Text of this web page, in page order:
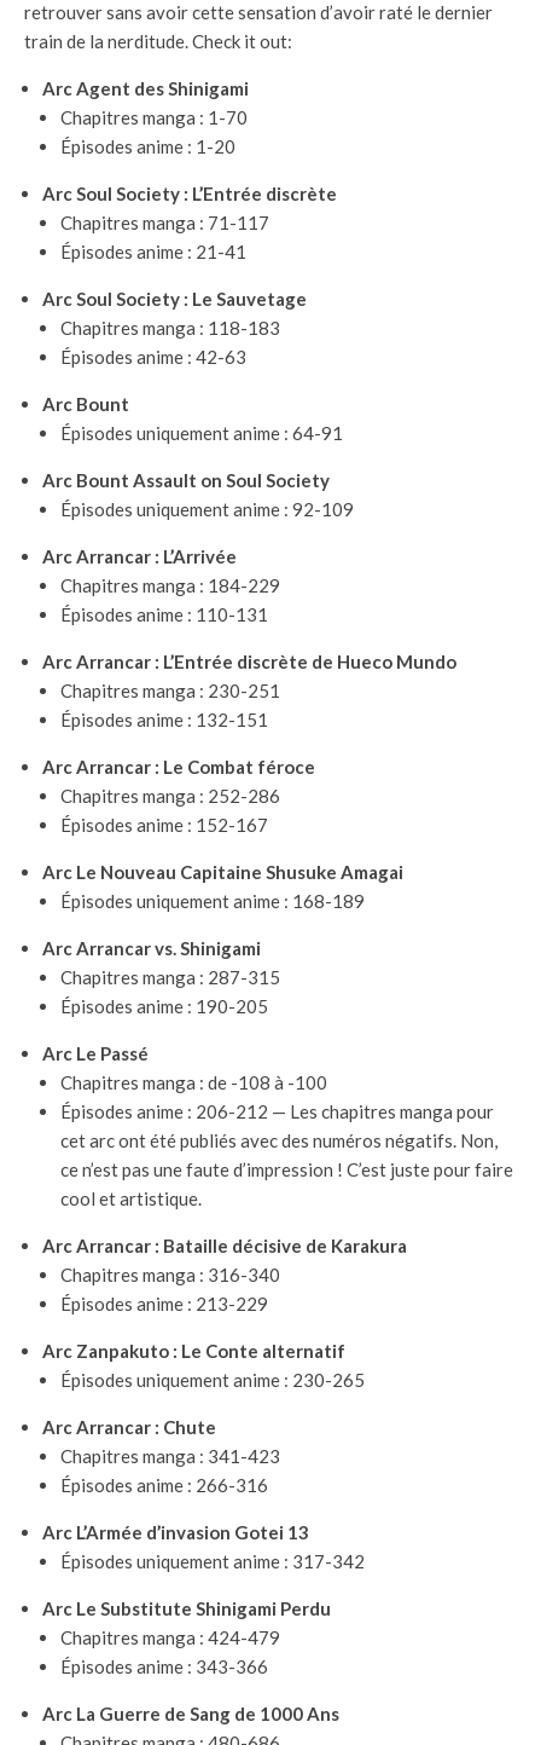
retrouver sans avoir cette sensation d’avoir raté le dernier
train de la nerditude. Check it out:
Arc Agent des Shinigami
Chapitres manga : 1-70
Épisodes anime : 1-20
Arc Soul Society : L’Entrée discrète
Chapitres manga : 71-117
Épisodes anime : 21-41
Arc Soul Society : Le Sauvetage
Chapitres manga : 118-183
Épisodes anime : 42-63
Arc Bount
Épisodes uniquement anime : 64-91
Arc Bount Assault on Soul Society
Épisodes uniquement anime : 92-109
Arc Arrancar : L’Arrivée
Chapitres manga : 184-229
Épisodes anime : 110-131
Arc Arrancar : L’Entrée discrète de Hueco Mundo
Chapitres manga : 230-251
Épisodes anime : 132-151
Arc Arrancar : Le Combat féroce
Chapitres manga : 252-286
Épisodes anime : 152-167
Arc Le Nouveau Capitaine Shusuke Amagai
Épisodes uniquement anime : 168-189
Arc Arrancar vs. Shinigami
Chapitres manga : 287-315
Épisodes anime : 190-205
Arc Le Passé
Chapitres manga : de -108 à -100
Épisodes anime : 206-212 — Les chapitres manga pour
cet arc ont été publiés avec des numéros négatifs. Non,
ce n’est pas une faute d’impression ! C’est juste pour faire
cool et artistique.
Arc Arrancar : Bataille décisive de Karakura
Chapitres manga : 316-340
Épisodes anime : 213-229
Arc Zanpakuto : Le Conte alternatif
Épisodes uniquement anime : 230-265
Arc Arrancar : Chute
Chapitres manga : 341-423
Épisodes anime : 266-316
Arc L’Armée d’invasion Gotei 13
Épisodes uniquement anime : 317-342
Arc Le Substitute Shinigami Perdu
Chapitres manga : 424-479
Épisodes anime : 343-366
Arc La Guerre de Sang de 1000 Ans